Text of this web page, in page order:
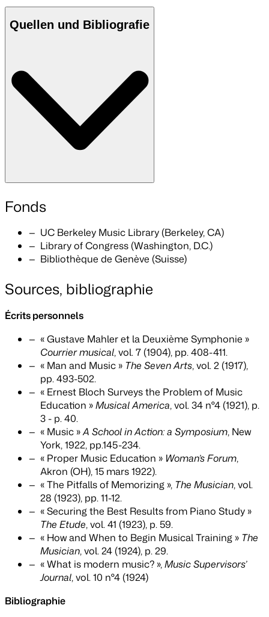
Quellen und Bibliografie
Fonds
UC Berkeley Music Library (Berkeley, CA)
Library of Congress (Washington, D.C.)
Bibliothèque de Genève (Suisse)
Sources, bibliographie
Écrits personnels
« Gustave Mahler et la Deuxième Symphonie »
Courrier musical, vol. 7 (1904), pp. 408-411.
« Man and Music » The Seven Arts, vol. 2 (1917),
pp. 493-502.
« Ernest Bloch Surveys the Problem of Music
Education »Musical America, vol. 34 n°4 (1921), p.
3 - p. 40.
« Music »A School in Action: a Symposium, New
York, 1922, pp.145-234.
« Proper Music Education » Woman’s Forum,
Akron (OH), 15 mars 1922).
« The Pitfalls of Memorizing », The Musician, vol.
28 (1923), pp. 11-12.
« Securing the Best Results from Piano Study »
The Etude, vol. 41 (1923), p. 59.
« How and When to Begin Musical Training » The
Musician, vol. 24 (1924), p. 29.
« What is modern music? »,Music Supervisors’
Journal, vol. 10 n°4 (1924)
Bibliographie